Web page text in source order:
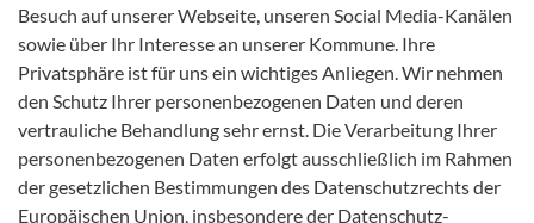
Besuch auf unserer Webseite, unseren Social Media-Kanälen
sowie über Ihr Interesse an unserer Kommune. Ihre
Privatsphäre ist für uns ein wichtiges Anliegen. Wir nehmen
den Schutz Ihrer personenbezogenen Daten und deren
vertrauliche Behandlung sehr ernst. Die Verarbeitung Ihrer
personenbezogenen Daten erfolgt ausschließlich im Rahmen
der gesetzlichen Bestimmungen des Datenschutzrechts der
Europäischen Union, insbesondere der Datenschutz-